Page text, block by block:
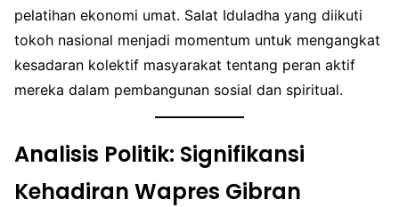
pelatihan ekonomi umat. Salat Iduladha yang diikuti
tokoh nasional menjadi momentum untuk mengangkat
kesadaran kolektif masyarakat tentang peran aktif
mereka dalam pembangunan sosial dan spiritual.
Analisis Politik: Signifikansi
Kehadiran Wapres Gibran